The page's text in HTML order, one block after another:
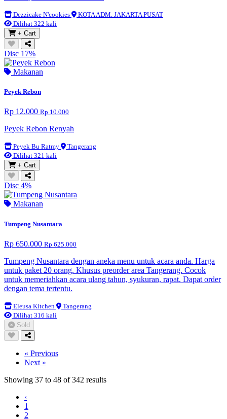
Dezzicake N'cookies
KOTA ADM. JAKARTA PUSAT
Dilihat 322 kali
+ Cart
Disc 17%
Makanan
Peyek Rebon
Rp 12.000 Rp 10.000
Peyek Rebon Renyah
Peyek Bu Ratmy
Tangerang
Dilihat 321 kali
+ Cart
Disc 4%
Makanan
Tumpeng Nusantara
Rp 650.000 Rp 625.000
Tumpeng Nusantara dengan aneka menu untuk acara anda. Harga
untuk paket 20 orang. Khusus preorder area Tangerang. Cocok
untuk memeriahkan acara ulang tahun, syukuran, rapat. Dapat order
dengan tema tertentu.
Eleusa Kitchen
Tangerang
Dilihat 316 kali
Sold
« Previous
Next »
Showing 37 to 48 of342 results
‹
1
2